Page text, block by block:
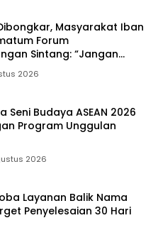
Masyarakat Iban
Forum
Sintang: “Jangan
Adat Dilecehkan”
2026
Seni Budaya ASEAN 2026
Program Unggulan
2026
Layanan Balik Nama
Penyelesaian 30 Hari